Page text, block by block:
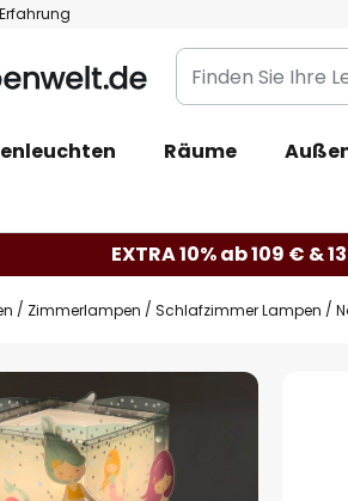
Finden
Sie
Leuchte...
Räume
EXTRA 10% ab 109 € &
Zimmerlampen Schlafzimmer Lampen